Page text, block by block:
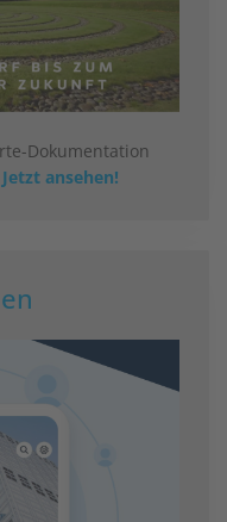
Dokumentation
Jetzt ansehen!